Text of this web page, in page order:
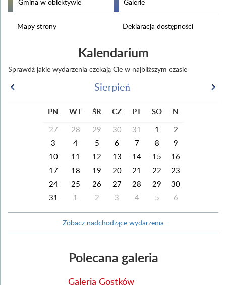
Mapy strony Deklaracja dostępności
Kalendarium
Sprawdź jakie wydarzenia czekają Cie w najbliższym czasie
Sierpień
PN WT ŚR CZ PT SO N
27 28 29 30 31 1
2
3
4 5 6 7 8
9
10
11 12 13 14 15
16
17
18 19 20 21 22
23
24
25 26 27 28 29
30
31
1 2 3 4 5 6
Zobacz nadchodzące wydarzenia
Polecana galeria
Galeria Gostków